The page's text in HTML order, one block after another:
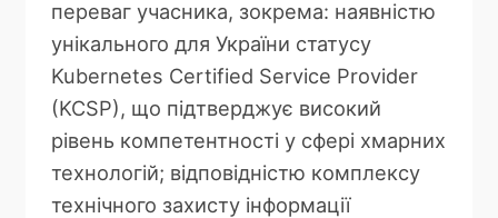
переваг учасника, зокрема: наявністю
унікального для України статусу
Kubernetes Certified Service Provider
(KCSP), що підтверджує високий
рівень компетентності у сфері хмарних
технологій; відповідністю комплексу
технічного захисту інформації